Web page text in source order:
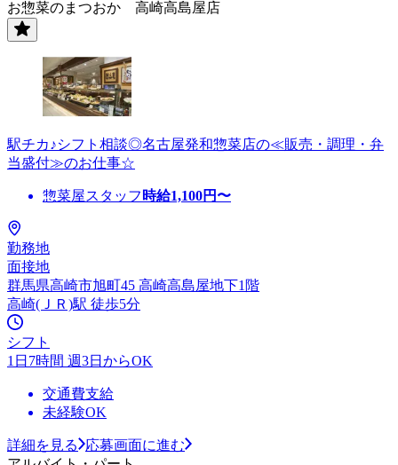
お惣菜のまつおか 高崎高島屋店
駅チカ♪シフト相談◎名古屋発和惣菜店の≪販売・調理・弁
当盛付≫のお仕事☆
惣菜屋スタッフ 時給1,100円〜
勤務地
面接地
群馬県高崎市旭町45 高崎高島屋地下1階
高崎(ＪＲ)駅 徒歩5分
シフト
1日7時間 週3日からOK
交通費支給
未経験OK
詳細を見る
応募画面に進む